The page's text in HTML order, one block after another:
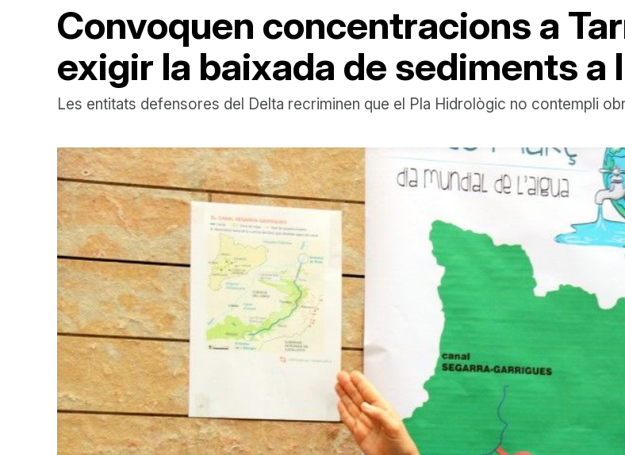
Convoquen concentracions a
exigir la baixada de sediments a
Les entitats defensores del Delta recriminen que el Pla Hidrològic no contempli